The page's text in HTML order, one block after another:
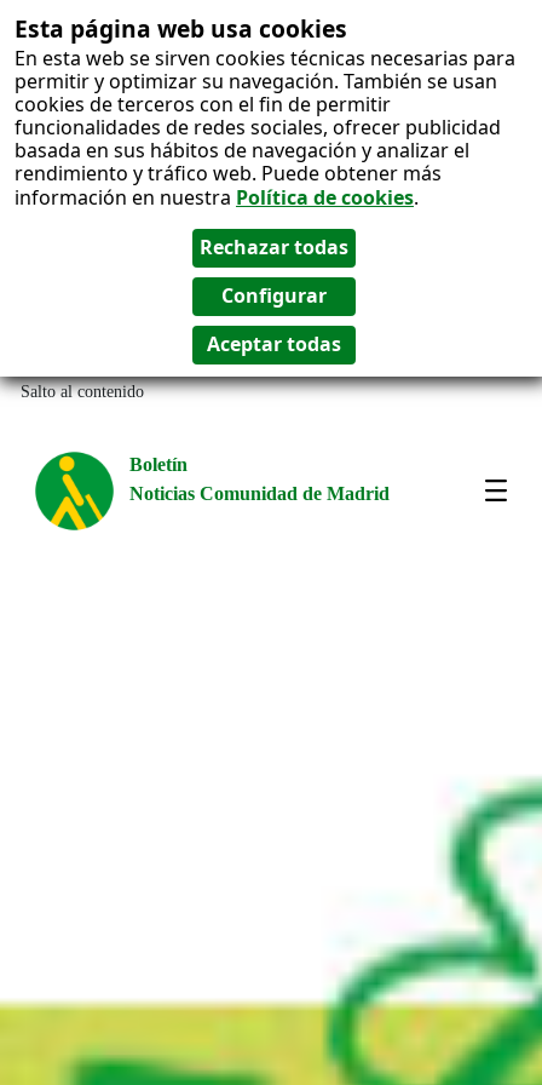
Esta página web usa cookies
En esta web se sirven cookies técnicas necesarias para
permitir y optimizar su navegación. También se usan
cookies de terceros con el fin de permitir
funcionalidades de redes sociales, ofrecer publicidad
basada en sus hábitos de navegación y analizar el
rendimiento y tráfico web. Puede obtener más
información en nuestra Política de cookies.
Salto al contenido
Boletín
Noticias Comunidad de Madrid